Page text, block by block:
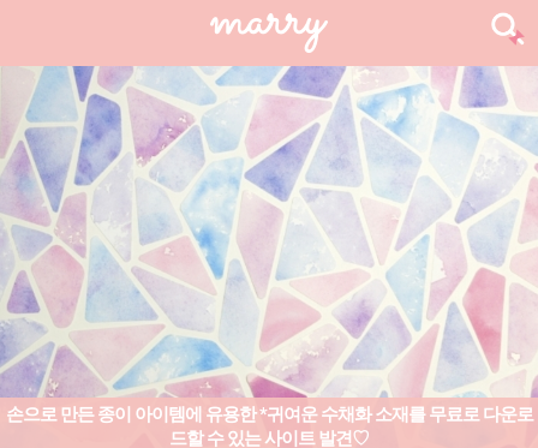
손으로 만든 종이 아이템에 유용한 *귀여운 수채화 소재를 무료로 다운로
드할 수 있는 사이트 발견♡